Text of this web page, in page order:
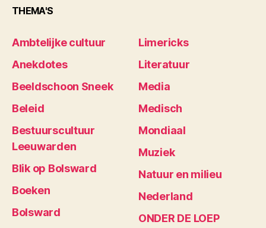
THEMA'S
Ambtelijke cultuur
Anekdotes
Beeldschoon Sneek
Beleid
Bestuurscultuur
Leeuwarden
Blik op Bolsward
Boeken
Bolsward
Limericks
Literatuur
Media
Medisch
Mondiaal
Muziek
Natuur en milieu
Nederland
ONDER DE LOEP